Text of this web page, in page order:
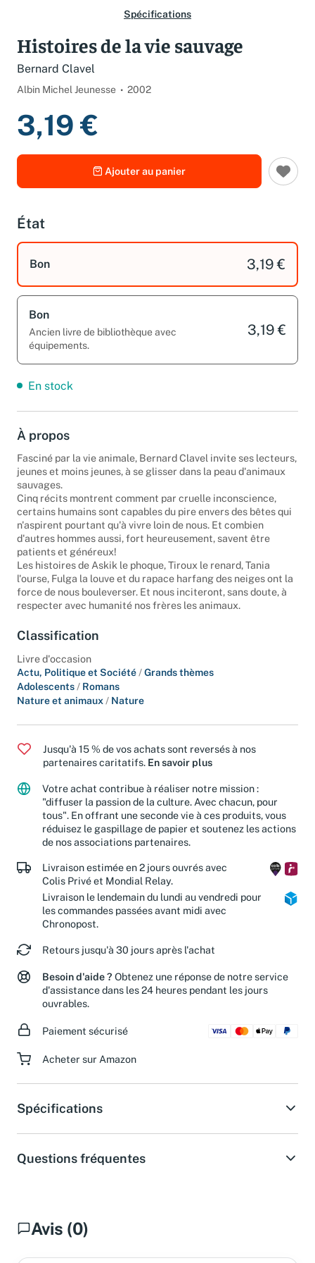
Spécifications
Histoires de la vie sauvage
Bernard Clavel
Albin Michel Jeunesse 2002
3,19 €
Ajouter au panier
État
Bon 3,19 €
Bon
Ancien livre de bibliothèque avec
équipements.
3,19 €
En stock
À propos
Fasciné par la vie animale, Bernard Clavel invite ses lecteurs,
jeunes et moins jeunes, à se glisser dans la peau d'animaux
sauvages.
Cinq récits montrent comment par cruelle inconscience,
certains humains sont capables du pire envers des bêtes qui
n'aspirent pourtant qu'à vivre loin de nous. Et combien
d'autres hommes aussi, fort heureusement, savent être
patients et généreux!
Les histoires de Askik le phoque, Tiroux le renard, Tania
l'ourse, Fulga la louve et du rapace harfang des neiges ont la
force de nous bouleverser. Et nous inciteront, sans doute, à
respecter avec humanité nos frères les animaux.
Classification
Livre d'occasion
Actu, Politique et Société /Grands thèmes
Adolescents / Romans
Nature et animaux / Nature
Jusqu'à 15 % de vos achats sont reversés à nos
partenaires caritatifs. En savoir plus
Votre achat contribue à réaliser notre mission :
"diffuser la passion de la culture. Avec chacun, pour
tous". En offrant une seconde vie à ces produits, vous
réduisez le gaspillage de papier et soutenez les actions
de nos associations partenaires.
Livraison estimée en 2 jours ouvrés avec
Colis Privé et Mondial Relay.
Livraison le lendemain du lundi au vendredi pour
les commandes passées avant midi avec
Chronopost.
Retours jusqu'à 30 jours après l'achat
Besoin d'aide ? Obtenez une réponse de notre service
d'assistance dans les 24 heures pendant les jours
ouvrables.
Paiement sécurisé
Acheter sur Amazon
Spécifications
Questions fréquentes
Avis (0)